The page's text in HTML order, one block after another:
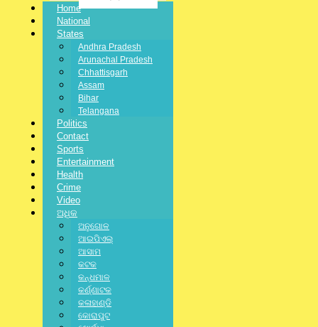
Home
National
States
Andhra Pradesh
Arunachal Pradesh
Chhattisgarh
Assam
Bihar
Telangana
Politics
Contact
Sports
Entertainment
Health
Crime
Video
ଅଧିକ
ଅନୁଗୋଳ
ଆଇପିଏଲ୍
ଆସାମ
କଟକ
କନ୍ଧମାଳ
କର୍ଣ୍ଣାଟକ
କଳାହାଣ୍ଡି
କୋରାପୁଟ
Facebook-f
Previous Posts
Next Post
Related Posts:
, LATEST NEWS